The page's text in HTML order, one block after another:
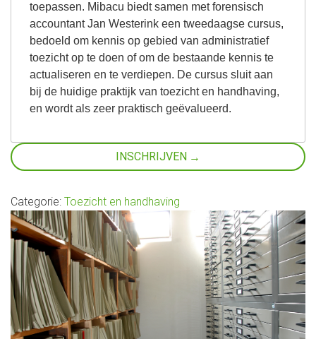
toepassen. Mibacu biedt samen met forensisch
accountant Jan Westerink een tweedaagse cursus,
bedoeld om kennis op gebied van administratief
toezicht op te doen of om de bestaande kennis te
actualiseren en te verdiepen. De cursus sluit aan
bij de huidige praktijk van toezicht en handhaving,
en wordt als zeer praktisch geëvalueerd.
INSCHRIJVEN
Categorie: Toezicht en handhaving